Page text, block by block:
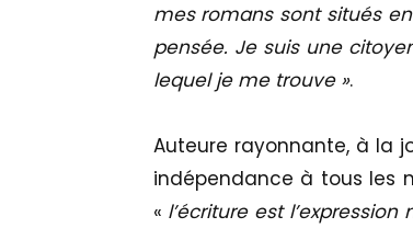
mes romans sont situés
pensée. Je suis une
lequel je me trouve ».
Auteure rayonnante, à la
indépendance à tous les
« l’écriture est